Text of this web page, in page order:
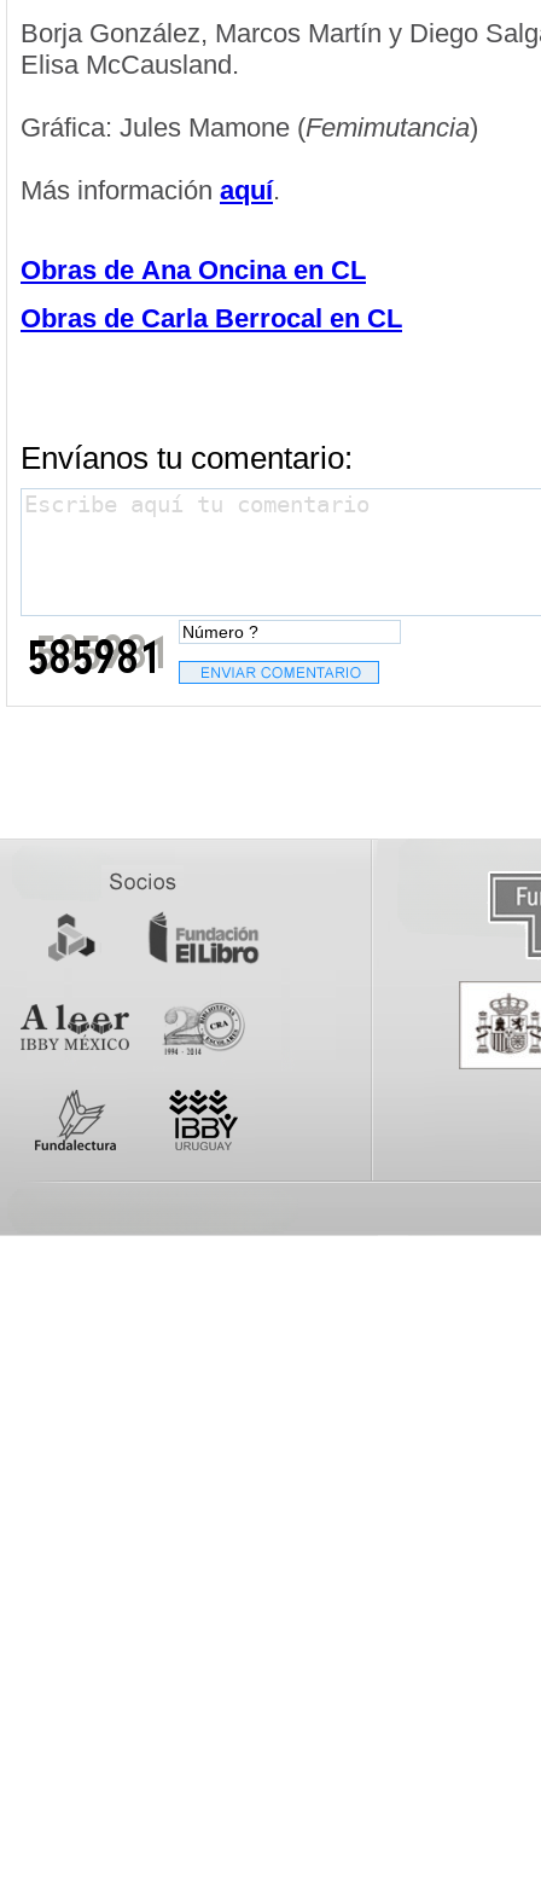
Borja González, Marcos Martín y Diego
Elisa McCausland.
Gráfica: Jules Mamone (Femimutancia)
Más información aquí.
Obras de Ana Oncina en CL
Obras de Carla Berrocal en CL
Envíanos tu comentario: